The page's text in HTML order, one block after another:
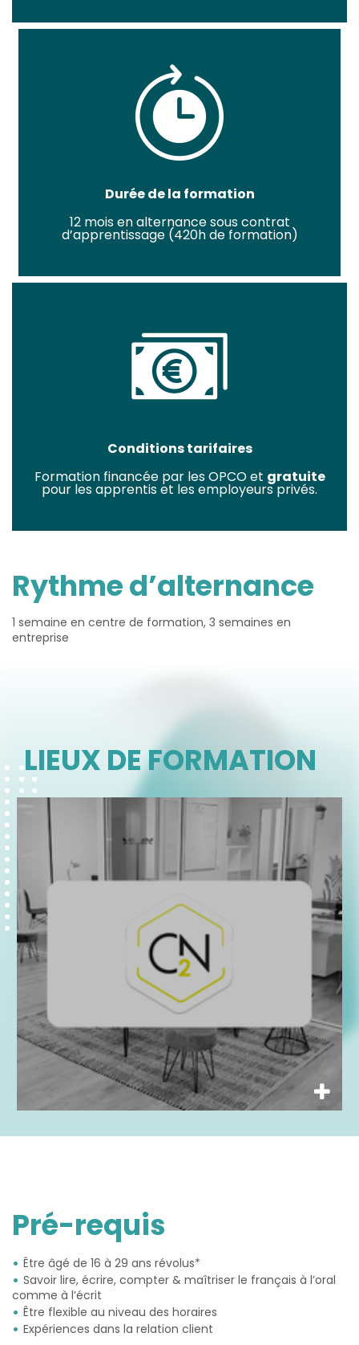
Durée de la formation
12 mois en alternance sous contrat
d’apprentissage (420h de formation)
Conditions tarifaires
Formation financée par les OPCO et gratuite
pour les apprentis et les employeurs privés.
Rythme d’alternance
1 semaine en centre de formation, 3 semaines en
entreprise
LIEUX DE FORMATION
C2N Conseil et Formation
Pré-requis
Être âgé de 16 à 29 ans révolus*
Savoir lire, écrire, compter & maîtriser le français à l’oral
comme à l’écrit
Être flexible au niveau des horaires
Expériences dans la relation client